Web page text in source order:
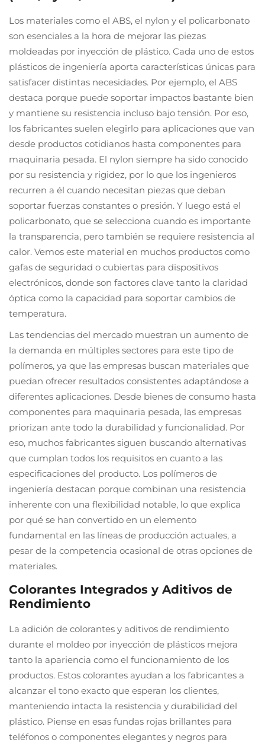
Los materiales como el ABS, el nylon y el policarbonato
son esenciales a la hora de mejorar las piezas
moldeadas por inyección de plástico. Cada uno de estos
plásticos de ingeniería aporta características únicas para
satisfacer distintas necesidades. Por ejemplo, el ABS
destaca porque puede soportar impactos bastante bien
y mantiene su resistencia incluso bajo tensión. Por eso,
los fabricantes suelen elegirlo para aplicaciones que van
desde productos cotidianos hasta componentes para
maquinaria pesada. El nylon siempre ha sido conocido
por su resistencia y rigidez, por lo que los ingenieros
recurren a él cuando necesitan piezas que deban
soportar fuerzas constantes o presión. Y luego está el
policarbonato, que se selecciona cuando es importante
la transparencia, pero también se requiere resistencia al
calor. Vemos este material en muchos productos como
gafas de seguridad o cubiertas para dispositivos
electrónicos, donde son factores clave tanto la claridad
óptica como la capacidad para soportar cambios de
temperatura.
Las tendencias del mercado muestran un aumento de
la demanda en múltiples sectores para este tipo de
polímeros, ya que las empresas buscan materiales que
puedan ofrecer resultados consistentes adaptándose a
diferentes aplicaciones. Desde bienes de consumo hasta
componentes para maquinaria pesada, las empresas
priorizan ante todo la durabilidad y funcionalidad. Por
eso, muchos fabricantes siguen buscando alternativas
que cumplan todos los requisitos en cuanto a las
especificaciones del producto. Los polímeros de
ingeniería destacan porque combinan una resistencia
inherente con una flexibilidad notable, lo que explica
por qué se han convertido en un elemento
fundamental en las líneas de producción actuales, a
pesar de la competencia ocasional de otras opciones de
materiales.
Colorantes Integrados y Aditivos de
Rendimiento
La adición de colorantes y aditivos de rendimiento
durante el moldeo por inyección de plásticos mejora
tanto la apariencia como el funcionamiento de los
productos. Estos colorantes ayudan a los fabricantes a
alcanzar el tono exacto que esperan los clientes,
manteniendo intacta la resistencia y durabilidad del
plástico. Piense en esas fundas rojas brillantes para
teléfonos o componentes elegantes y negros para